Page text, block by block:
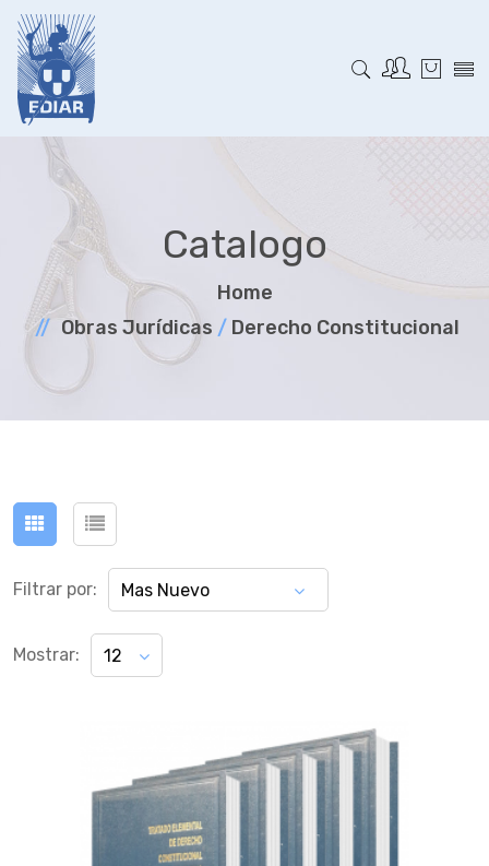
Catalogo
Home
Obras Jurí­dicas / Derecho Constitucional
Filtrar por: Mas Nuevo
Mostrar: 12